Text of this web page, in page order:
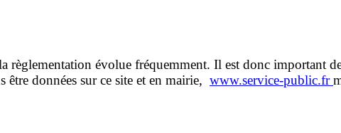
règlementation évolue fréquemment. Il est donc important
données sur ce site et en mairie, www.service-public.fr